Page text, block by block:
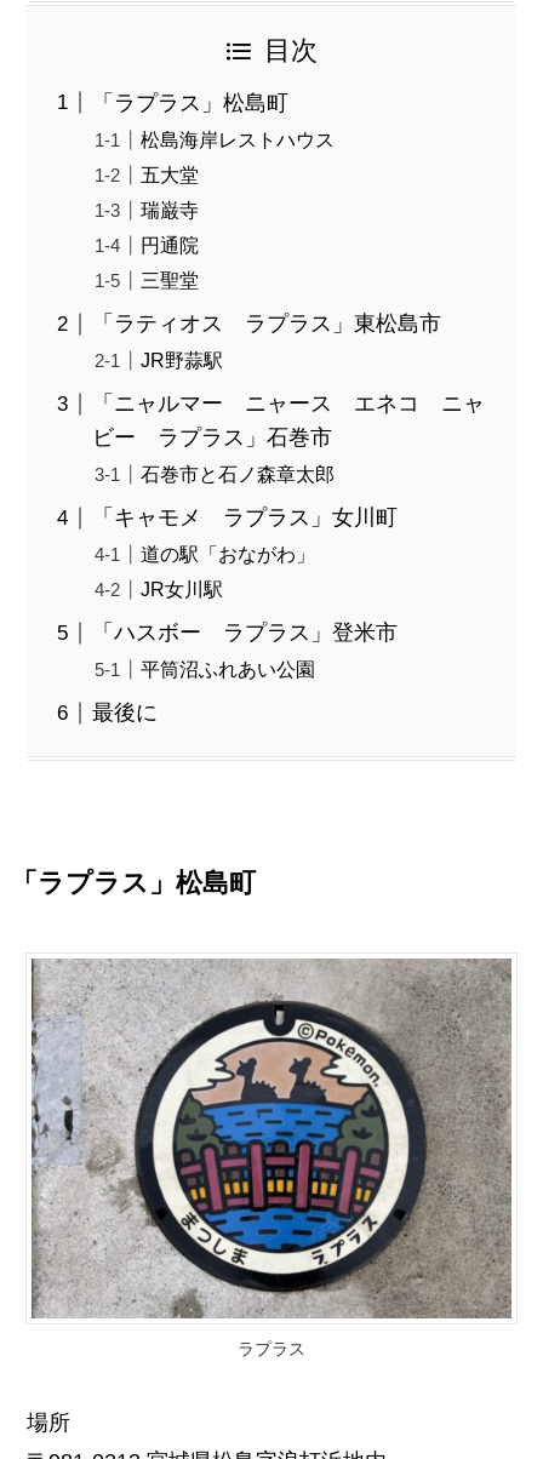
目次
「ラプラス」松島町
松島海岸レストハウス
五大堂
瑞巌寺
円通院
三聖堂
「ラティオス ラプラス」東松島市
JR野蒜駅
「ニャルマー ニャース エネコ ニャ
ビー ラプラス」石巻市
石巻市と石ノ森章太郎
「キャモメ ラプラス」女川町
道の駅「おながわ」
JR女川駅
「ハスボー ラプラス」登米市
平筒沼ふれあい公園
最後に
「ラプラス」松島町
ラプラス
場所